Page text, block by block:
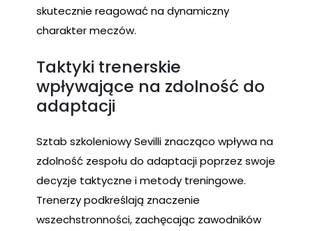
skutecznie reagować na dynamiczny
charakter meczów.
Taktyki trenerskie
wpływające na zdolność do
adaptacji
Sztab szkoleniowy Sevilli znacząco wpływa na
zdolność zespołu do adaptacji poprzez swoje
decyzje taktyczne i metody treningowe.
Trenerzy podkreślają znaczenie
wszechstronności, zachęcając zawodników